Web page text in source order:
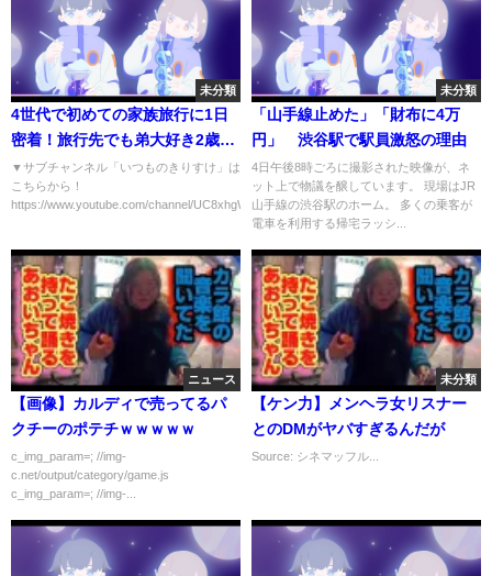
未分類
4世代で初めての家族旅行に1日
密着！旅行先でも弟大好き2歳
姉！！
▼サブチャンネル「いつものきりすけ」は
こちらから！
https://www.youtube.com/channel/UC8xhgWTEwA0...
未分類
「山手線止めた」「財布に4万
円」 渋谷駅で駅員激怒の理由
4日午後8時ごろに撮影された映像が、ネ
ット上で物議を醸しています。 現場はJR
山手線の渋谷駅のホーム。 多くの乗客が
電車を利用する帰宅ラッシ...
ニュース
【画像】カルディで売ってるパ
クチーのポテチｗｗｗｗｗ
c_img_param=; //img-
c.net/output/category/game.js
c_img_param=; //img-...
未分類
【ケン力】メンヘラ女リスナー
とのDMがヤバすぎるんだが
Source: シネマッフル...